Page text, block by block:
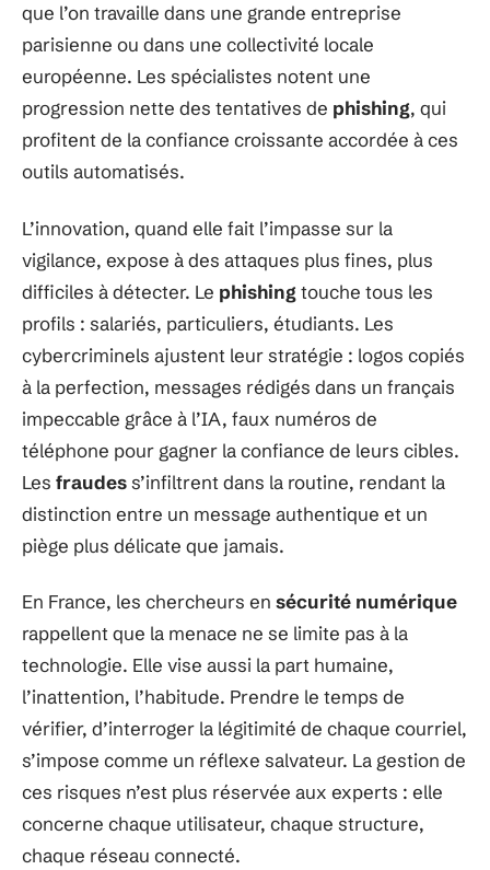
que l’on travaille dans une grande entreprise
parisienne ou dans une collectivité locale
européenne. Les spécialistes notent une
progression nette des tentatives de phishing, qui
profitent de la confiance croissante accordée à ces
outils automatisés.
L’innovation, quand elle fait l’impasse sur la
vigilance, expose à des attaques plus fines, plus
difficiles à détecter. Le phishing touche tous les
profils : salariés, particuliers, étudiants. Les
cybercriminels ajustent leur stratégie : logos copiés
à la perfection, messages rédigés dans un français
impeccable grâce à l’IA, faux numéros de
téléphone pour gagner la confiance de leurs cibles.
Les fraudess’infiltrent dans la routine, rendant la
distinction entre un message authentique et un
piège plus délicate que jamais.
En France, les chercheurs en sécurité numérique
rappellent que la menace ne se limite pas à la
technologie. Elle vise aussi la part humaine,
l’inattention, l’habitude. Prendre le temps de
vérifier, d’interroger la légitimité de chaque courriel,
s’impose comme un réflexe salvateur. La gestion de
ces risques n’est plus réservée aux experts : elle
concerne chaque utilisateur, chaque structure,
chaque réseau connecté.